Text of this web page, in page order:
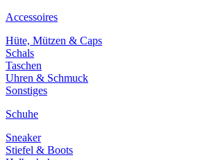
Accessoires
Hüte, Mützen & Caps
Schals
Taschen
Uhren & Schmuck
Sonstiges
Schuhe
Sneaker
Stiefel & Boots